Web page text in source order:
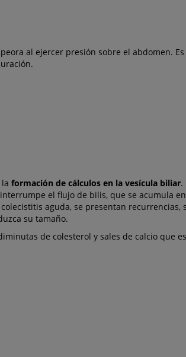
al ejercer presión sobre el abdomen.
formación de cálculos en la vesícula biliar.
el flujo de bilis, que se acumula
aguda, se presentan recurrencias,
su tamaño.
de colesterol y sales de calcio que